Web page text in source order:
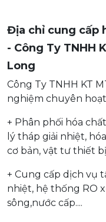
Địa chỉ cung cấp
- Công Ty TNHH
Long
Công Ty TNHH KT
nghiệm chuyên
+ Phân phối hóa
lý tháp giải nhiệt,
cơ bản, vật tư thiết
+ Cung cấp dịch vụ
nhiệt, hệ thống RO
sông,nước cấp....